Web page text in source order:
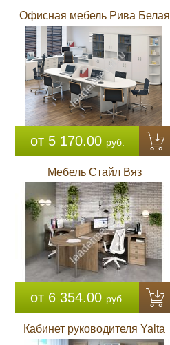
Офисная мебель Рива Белая
от 5 170.00 руб.
Мебель Стайл Вяз
от 6 354.00 руб.
Кабинет руководителя Yalta